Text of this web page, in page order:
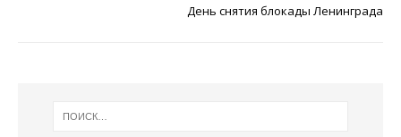
День снятия блокады Ленинграда